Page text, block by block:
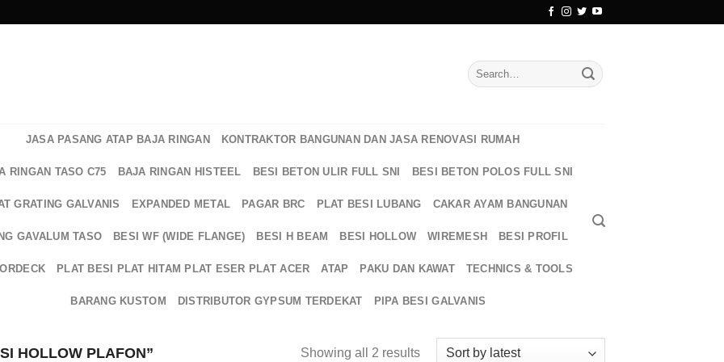
Search
for:
JASA PASANG ATAP BAJA RINGAN KONTRAKTOR BANGUNAN DAN JASA RENOVASI RUMAH
RINGAN TASO C75 BAJA RINGAN HISTEEL BESI BETON ULIR FULL SNI BESI BETON POLOS FULL SNI
GRATING GALVANIS EXPANDED METAL PAGAR BRC PLAT BESI LUBANG CAKAR AYAM BANGUNAN
GAVALUM TASO BESI WF (WIDE FLANGE) BESI H BEAM BESI HOLLOW WIREMESH BESI PROFIL
PLAT BESI PLAT HITAM PLAT ESER PLAT ACER ATAP PAKU DAN KAWAT TECHNICS & TOOLS
BARANG KUSTOM DISTRIBUTOR GYPSUM TERDEKAT PIPA BESI GALVANIS
HOLLOW PLAFON” Showing all 2 results